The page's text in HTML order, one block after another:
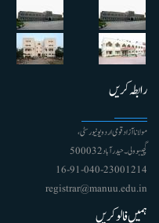
رابطہ کریں
مولانا آزاد قومی اردو یونیورسٹی ،
گچیبوولی۔ حیدرآباد 500032
91-040-23001214 - 16
registrar@manuu.edu.in
ہمیں فالو کریں